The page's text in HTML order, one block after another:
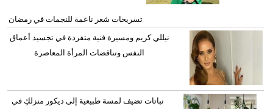
تسريحات شعر ناعمة للنجمات في رمضان
نيللي كريم ومسيرة فنية متفردة في تجسيد أعماق
النفس وتناقضات المرأة المعاصرة
نباتات تضيف لمسة طبيعية إلى ديكور منزلكِ في